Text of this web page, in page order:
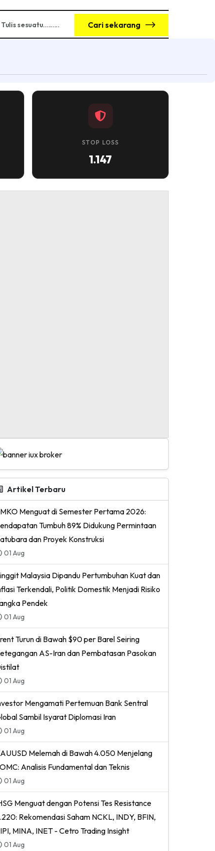
Cari sekarang
STOP LOSS
1.147
Artikel Terbaru
Menguat di Semester Pertama 2026:
Tumbuh 89% Didukung Permintaan
dan Proyek Konstruksi
01 Aug
Malaysia Dipandu Pertumbuhan Kuat dan
Terkendali, Politik Domestik Menjadi Risiko
Pendek
01 Aug
Turun di Bawah $90 per Barel Seiring
AS-Iran dan Pembatasan Pasokan
01 Aug
Mengamati Pertemuan Bank Sentral
Sambil Isyarat Diplomasi Iran
01 Aug
Melemah di Bawah 4.050 Menjelang
Analisis Fundamental dan Teknis
01 Aug
Menguat dengan Potensi Tes Resistance
Rekomendasi Saham NCKL, INDY, BFIN,
MINA, INET - Cetro Trading Insight
01 Aug